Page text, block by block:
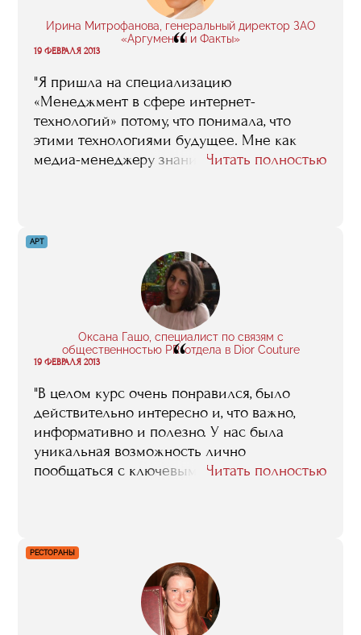
Ирина Митрофанова, генеральный директор ЗАО
«Аргументы и Факты»
“
19 ФЕВРАЛЯ 2013
"Я пришла на специализацию
«Менеджмент в сфере интернет-
технологий» потому, что понимала, что
этими технологиями будущее. Мне как
медиа-менеджеру знания, полученные во
что СМИ уходят именно в интернет. Сейчас
я могу уверенно сказать: я училась не зря!
Спасибо нашим преподавателям. И RMA"
Читать полностью
АРТ
Оксана Гашо, специалист по связям с
общественностью PR-отдела в Dior Couture
“
19 ФЕВРАЛЯ 2013
"В целом курс очень понравился, было
действительно интересно и, что важно,
информативно и полезно. У нас была
уникальная возможность лично
пообщаться с ключевыми фигурами арт-
которые проводились на разных
площадках. Запомнились поездки в Санкт-
Петербург на церемонию вручения премии
Сергея Курехина и в Германию на
Берлинскую биеннале"
Читать полностью
РЕСТОРАНЫ